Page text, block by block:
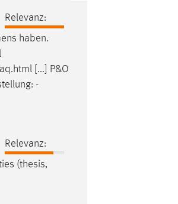
Relevanz:
haben.
[...] P&O
-
Relevanz:
(thesis,